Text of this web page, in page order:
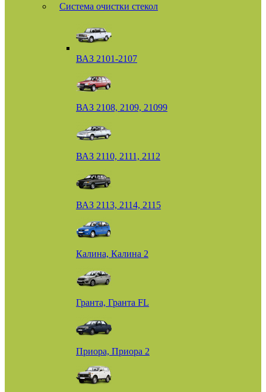
Система очистки стекол
ВАЗ 2101-2107
ВАЗ 2108, 2109, 21099
ВАЗ 2110, 2111, 2112
ВАЗ 2113, 2114, 2115
Калина, Калина 2
Гранта, Гранта FL
Приора, Приора 2